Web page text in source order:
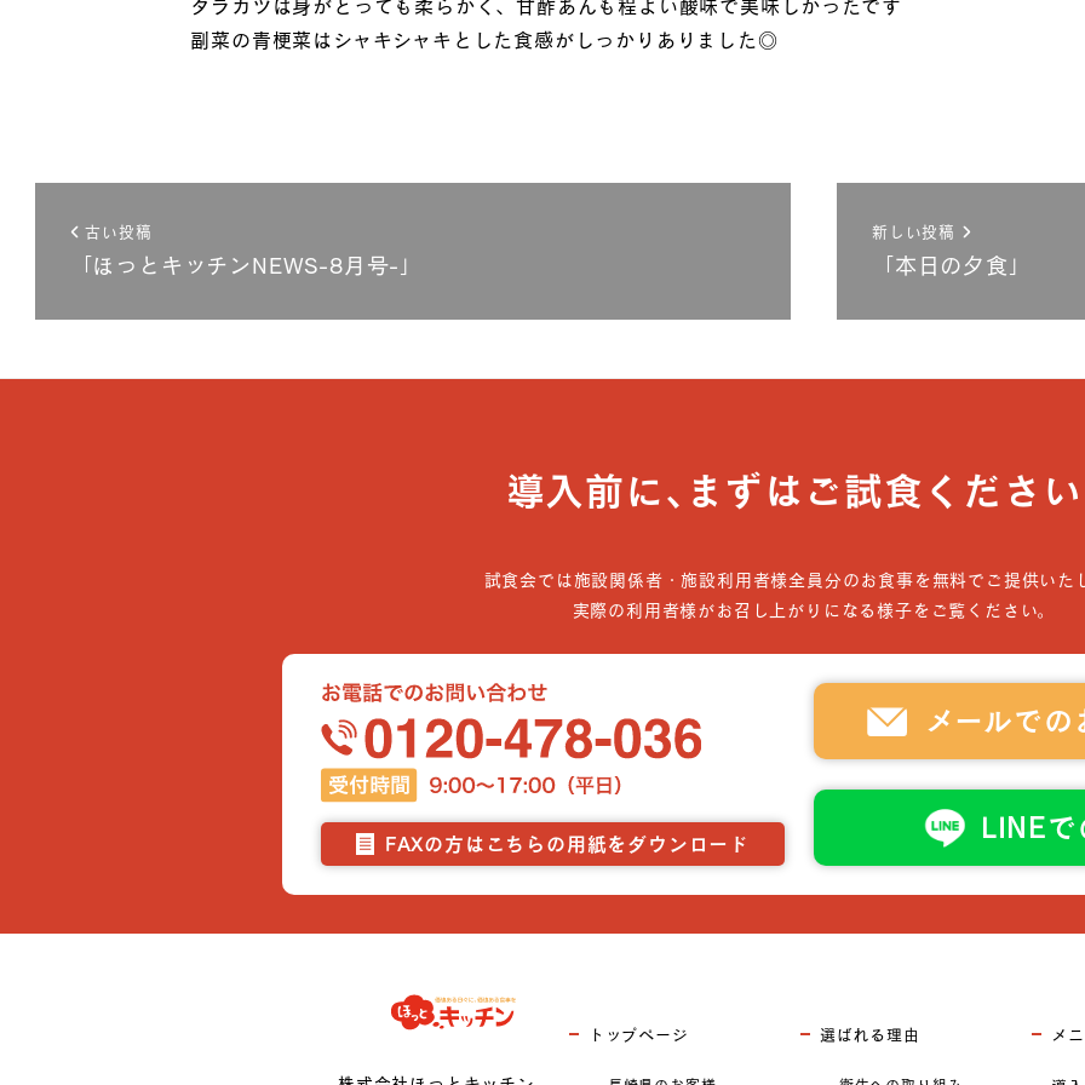
タラカツは身がとっても柔らかく、甘酢あんも程よい酸味で美味しかったです＾＾
副菜の青梗菜はシャキシャキとした食感がしっかりありました◎
古い投稿
「ほっとキッチンNEWS-8月号-」
新しい投稿
「本日の夕食」
導入前に､まずはご試食くださ
試食会では施設関係者・施設利用者様全員分のお食事を無料でご提供いた
実際の利用者様がお召し上がりになる様子をご覧ください。
FAXの方はこちらの用紙をダウンロード
メールで
LINE
トップページ 選ばれる理由 メ